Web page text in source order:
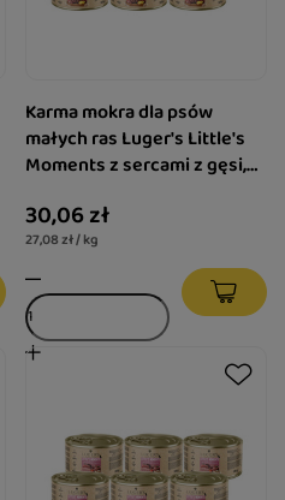
Karma mokra dla psów
małych ras Luger's Little's
Moments z sercami z gęsi,
zestaw 6 x 185 g
30,06 zł
27,08 zł / kg